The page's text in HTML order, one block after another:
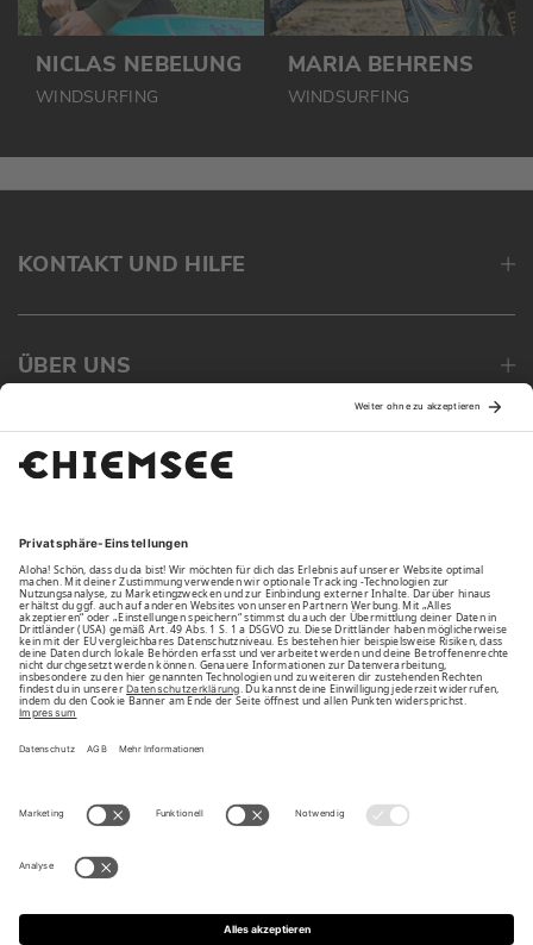
NICLAS NEBELUNG
WINDSURFING
MARIA BEHRENS
WINDSURFING
KONTAKT UND HILFE
ÜBER UNS
FAMILY
UNSERE VORTEILE
UNSERE PARTNER